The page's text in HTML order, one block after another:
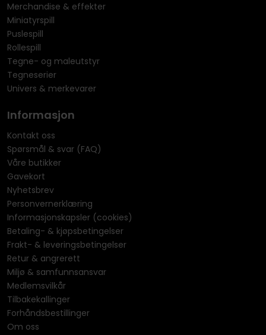
Merchandise & effekter
Miniatyrspill
Puslespill
Rollespill
Tegne- og maleutstyr
Tegneserier
Univers & merkevarer
Informasjon
Kontakt oss
Spørsmål & svar (FAQ)
Våre butikker
Gavekort
Nyhetsbrev
Personvernerklæring
Informasjonskapsler (cookies)
Betaling- & kjøpsbetingelser
Frakt- & leveringsbetingelser
Retur & angrerett
Miljø & samfunnsansvar
Medlemsvilkår
Tilbakekallinger
Forhåndsbestillinger
Om oss